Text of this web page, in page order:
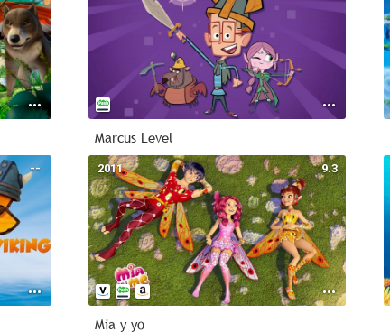
Marcus Level
-- 9.3
2011
Mia y yo